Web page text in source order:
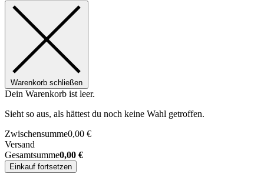
Warenkorb schließen
Dein Warenkorb ist leer.
Sieht so aus, als hättest du noch keine Wahl getroffen.
Zwischensumme0,00 €
Versand
Gesamtsumme0,00 €
Einkauf fortsetzen